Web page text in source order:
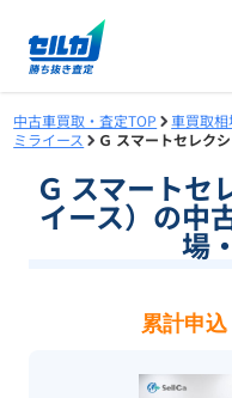
中古車買取・査定TOP 車買取
ミライース
Ｇ スマートセレク
Ｇ スマートセ
イース）の中
場
累計申込